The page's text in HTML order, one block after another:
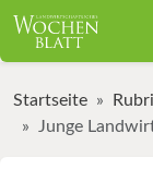
Startseite
Junge